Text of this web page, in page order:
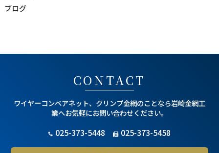
ブログ
CONTACT
ワイヤーコンベアネット、クリンプ金網のことなら岩崎金網工
業へお気軽にお問い合わせください。
025-373-5448 025-373-5458